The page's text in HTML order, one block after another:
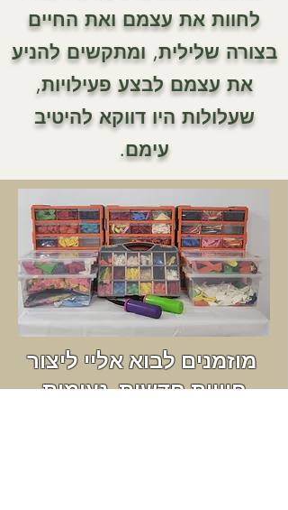
לחוות את עצמם ואת החיים
בצורה שלילית, ומתקשים להניע
את עצמם לבצע פעילויות,
שעלולות היו דווקא להיטיב
עימם.
מוזמנים לבוא אליי ליצור
חוויות חדשות, נעימות